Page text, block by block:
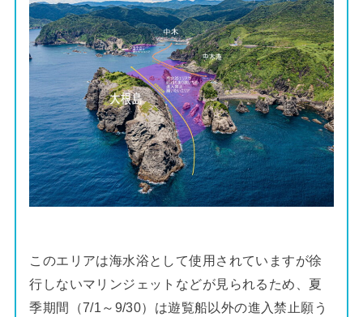
このエリアは海水浴として使用されていますが徐
行しないマリンジェットなどが見られるため、夏
季期間（7/1～9/30）は遊覧船以外の進入禁止願う